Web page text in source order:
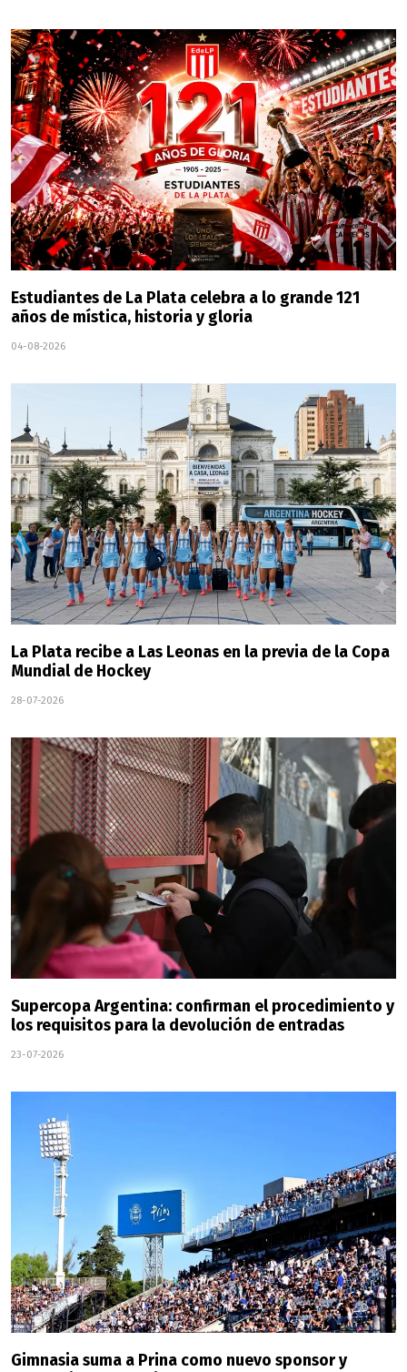
Estudiantes de La Plata celebra a lo grande 121
años de mística, historia y gloria
04-08-2026
La Plata recibe a Las Leonas en la previa de la Copa
Mundial de Hockey
28-07-2026
Supercopa Argentina: confirman el procedimiento y
los requisitos para la devolución de entradas
23-07-2026
Gimnasia suma a Prina como nuevo sponsor y